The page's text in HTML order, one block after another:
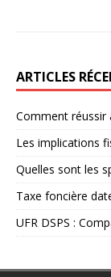
ARTICLES
Comment réussir
Les implications
Quelles sont les
Taxe foncière
UFR DSPS :